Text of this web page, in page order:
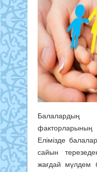
Елімізде
сайын
жағдай мүлдем